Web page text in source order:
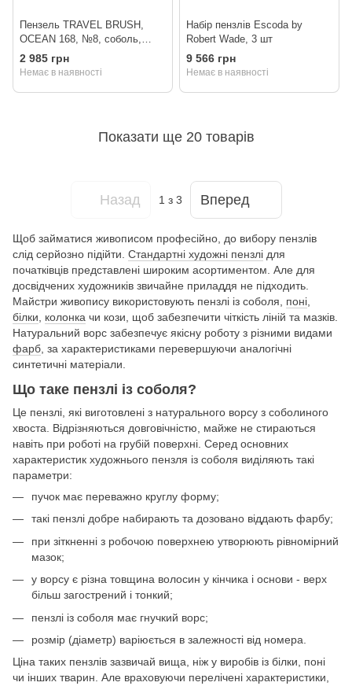
Пензель TRAVEL BRUSH,
OCEAN 168, №8, соболь,
круглий, ROSA
2 985 грн
Немає в наявності
Набір пензлів Escoda by
Robert Wade, 3 шт
9 566 грн
Немає в наявності
Показати ще 20 товарів
Назад 1 з 3 Вперед
Щоб займатися живописом професійно, до вибору пензлів
слід серйозно підійти. Стандартні художні пензлі для
початківців представлені широким асортиментом. Але для
досвідчених художників звичайне приладдя не підходить.
Майстри живопису використовують пензлі із соболя, поні,
білки, колонка чи кози, щоб забезпечити чіткість ліній та мазків.
Натуральний ворс забезпечує якісну роботу з різними видами
фарб, за характеристиками перевершуючи аналогічні
синтетичні матеріали.
Що таке пензлі із соболя?
Це пензлі, які виготовлені з натурального ворсу з соболиного
хвоста. Відрізняються довговічністю, майже не стираються
навіть при роботі на грубій поверхні. Серед основних
характеристик художнього пензля із соболя виділяють такі
параметри:
пучок має переважно круглу форму;
такі пензлі добре набирають та дозовано віддають фарбу;
при зіткненні з робочою поверхнею утворюють рівномірний
мазок;
у ворсу є різна товщина волосин у кінчика і основи - верх
більш загострений і тонкий;
пензлі із соболя має гнучкий ворс;
розмір (діаметр) варіюється в залежності від номера.
Ціна таких пензлів зазвичай вища, ніж у виробів із білки, поні
чи інших тварин. Але враховуючи перелічені характеристики,